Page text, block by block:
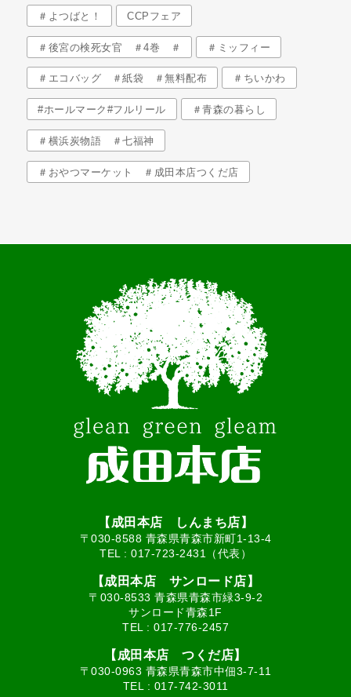
＃よつばと！ CCPフェア
＃後宮の検死女官 ＃4巻 ＃ ＃ミッフィー
＃エコバッグ ＃紙袋 ＃無料配布 ＃ちいかわ
#ホールマーク#フルリール ＃青森の暮らし
＃横浜炭物語 ＃七福神
＃おやつマーケット ＃成田本店つくだ店
【成田本店 しんまち店】
〒030-8588 青森県青森市新町1-13-4
TEL : 017-723-2431（代表）
【成田本店 サンロード店】
〒030-8533 青森県青森市緑3-9-2
サンロード青森1F
TEL : 017-776-2457
【成田本店 つくだ店】
〒030-0963 青森県青森市中佃3-7-11
TEL : 017-742-3011